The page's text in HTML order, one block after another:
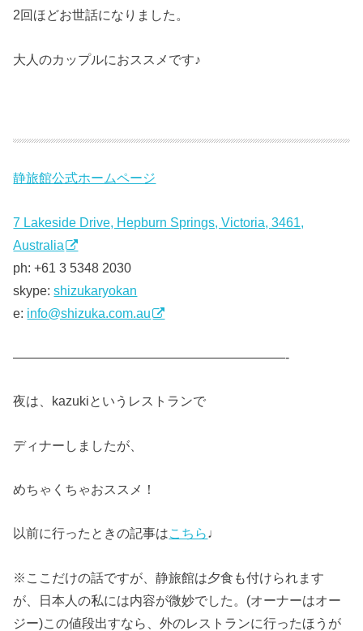
2回ほどお世話になりました。
大人のカップルにおススメです♪
静旅館公式ホームページ
7 Lakeside Drive, Hepburn Springs, Victoria, 3461,
Australia
ph: +61 3 5348 2030
skype:shizukaryokan
e: info@shizuka.com.au
—————————————————————-
夜は、kazukiというレストランで
ディナーしましたが、
めちゃくちゃおススメ！
以前に行ったときの記事はこちら♩
※ここだけの話ですが、静旅館は夕食も付けられます
が、日本人の私には内容が微妙でした。(オーナーはオー
ジー)この値段出すなら、外のレストランに行ったほうが